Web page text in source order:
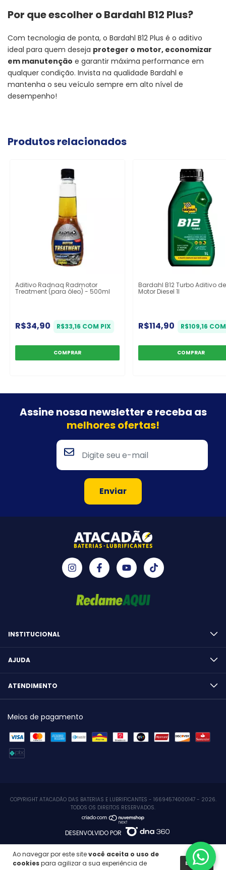
Ao navegar por este sitevocê aceita o uso de
cookiespara agilizar a sua experiência de
ENTENDI
Por que escolher o Bardahl B12 Plus?
Com tecnologia de ponta, o Bardahl B12 Plus é o aditivo
ideal para quem deseja proteger o motor, economizar
em manutenção e garantir máxima performance em
qualquer condição. Invista na qualidade Bardahl e
mantenha o seu veículo sempre em alto nível de
desempenho!
Produtos relacionados
Aditivo Radnaq Radmotor
Treatment (para óleo) - 500ml
R$34,90 R$33,16 COM PIX
Bardahl B12 Turbo Aditivo de
Motor Diesel 1l
R$114,90 R$109,16 COM
Assine nossa newsletter ereceba as
melhores ofertas!
INSTITUCIONAL
AJUDA
ATENDIMENTO
Meios de pagamento
COPYRIGHT ATACADÃO DAS BATERIAS E LUBRIFICANTES - 16694574000147 - 2026.
TODOS OS DIREITOS RESERVADOS.
DESENVOLVIDO POR